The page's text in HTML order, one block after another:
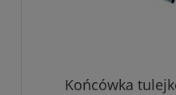
Końcówka